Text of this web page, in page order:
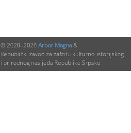
© 2020–2026 Arbor Magna&
Republički zavod za zaštitu kulturno-istorijskog
i prirodnog nasljeđa Republike Srpske